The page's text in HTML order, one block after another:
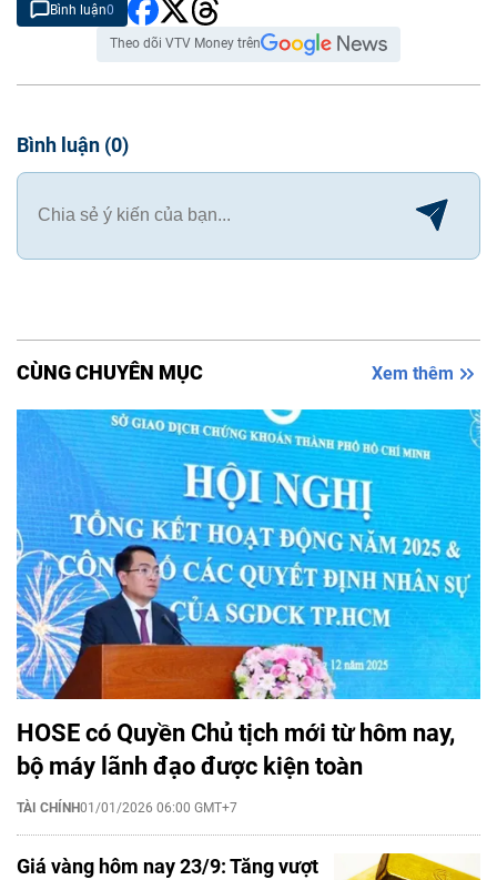
Bình luận0
Theo dõi VTV Money trên
Bình luận (0)
CÙNG CHUYÊN MỤC Xem thêm
HOSE có Quyền Chủ tịch mới từ hôm nay,
bộ máy lãnh đạo được kiện toàn
TÀI CHÍNH01/01/2026 06:00 GMT+7
Giá vàng hôm nay 23/9: Tăng vượt